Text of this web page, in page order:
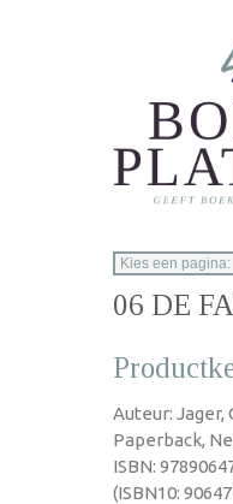
06 DE
Auteur: Jager,
Paperback,
ISBN:
(ISBN10: